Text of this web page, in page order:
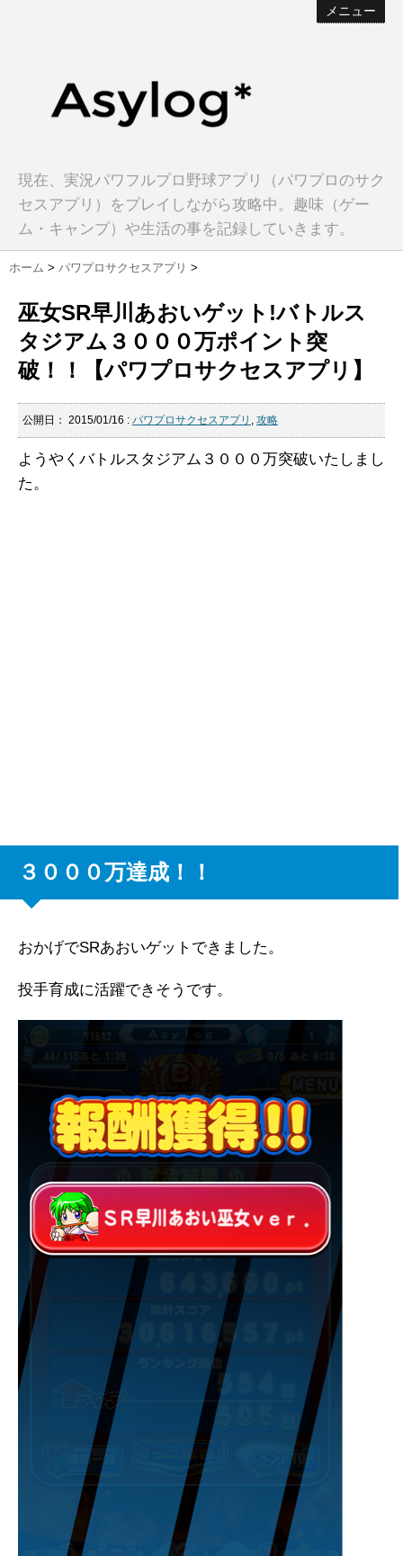
メニュー
現在、実況パワフルプロ野球アプリ（パワプロのサク
セスアプリ）をプレイしながら攻略中。趣味（ゲー
ム・キャンプ）や生活の事を記録していきます。
ホーム > パワプロサクセスアプリ >
巫女SR早川あおいゲット!バトルス
タジアム３０００万ポイント突
破！！【パワプロサクセスアプリ】
公開日： 2015/01/16 : パワプロサクセスアプリ , 攻略
ようやくバトルスタジアム３０００万突破いたしまし
た。
３０００万達成！！
おかげでSRあおいゲットできました。
投手育成に活躍できそうです。